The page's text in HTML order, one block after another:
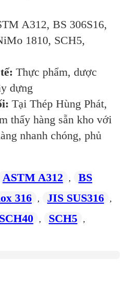
A312, BS 306S16,
1810, SCH5,
Thực phẩm, dược
dựng
Tại Thép Hùng Phát,
thấy hàng sẵn kho với
nhanh chóng, phủ
ASTM A312 ,
BS
316 , JIS SUS316 ,
SCH40 , SCH5 ,